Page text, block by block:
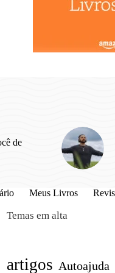
de
Meus Livros
Temas em alta
artigos Autoajuda